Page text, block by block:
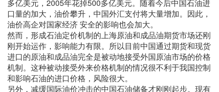
多亿美元，2005年花掉500多亿美元。随着今后中国石油进
口量的加大，油价攀升，中国外汇支付将大量增加。因此，
油价高企对国家经济 安全的影响也会加大。
然而，形成石油定价机制的上海原油和成品油期货市场还刚
刚开始运作，影响能力有限。所以目前中国通过期货和现货
进口的原油和成品油完全是被动地接受外国原油市场的价格
机制。这种被动接受外来价格机制的情况很不利于我国控制
和影响石油的进口价格，风险很大。
另外，减缓国际油价冲击的中国石油储备才刚刚起步。现有